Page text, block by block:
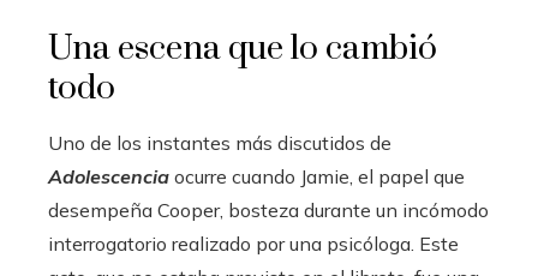
Una escena que lo cambió
todo
Uno de los instantes más discutidos de
Adolescencia ocurre cuando Jamie, el papel que
desempeña Cooper, bosteza durante un incómodo
interrogatorio realizado por una psicóloga. Este